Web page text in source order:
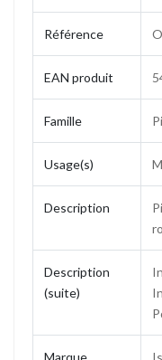
Référence
EAN produit
Famille
Usage(s)
Description
Description
(suite)